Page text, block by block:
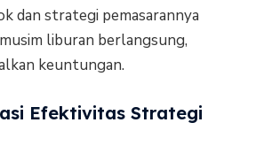
dan strategi pemasarannya
liburan berlangsung,
keuntungan.
Efektivitas Strategi